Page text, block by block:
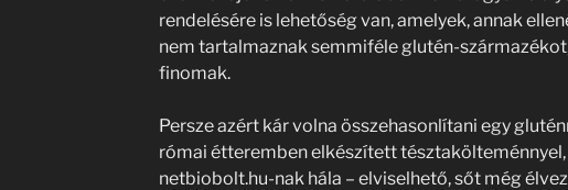
rendelésére is lehetőség van, amelyek, annak
nem tartalmaznak semmiféle glutén-
finomak.
Persze azért kár volna összehasonlítani egy
római étteremben elkészített tésztakölteménnyel,
netbiobolt.hu-nak hála – elviselhető, sőt még